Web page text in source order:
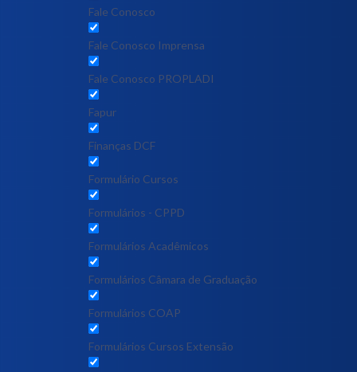
Fale Conosco
Fale Conosco Imprensa
Fale Conosco PROPLADI
Fapur
Finanças DCF
Formulário Cursos
Formulários - CPPD
Formulários Acadêmicos
Formulários Câmara de Graduação
Formulários COAP
Formulários Cursos Extensão